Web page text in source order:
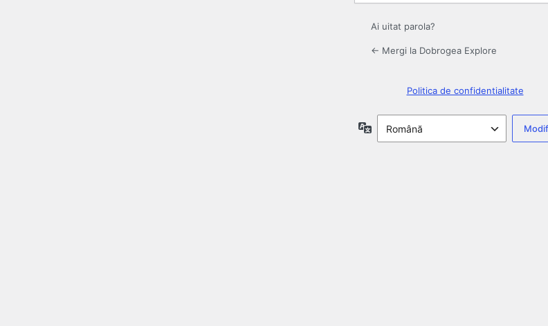
Ai uitat parola?
← Mergi la Dobrogea Explore
Politica de confidentialitate
Limbă